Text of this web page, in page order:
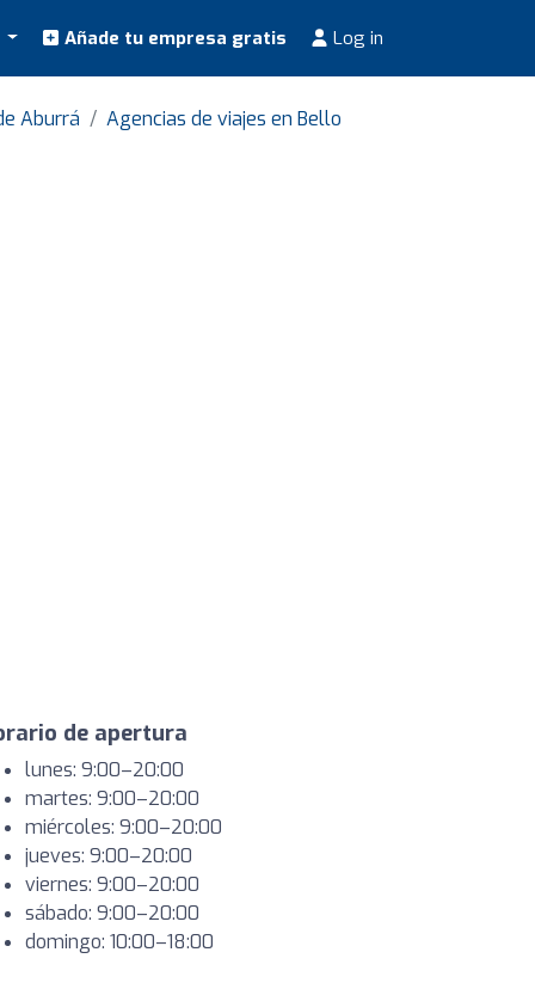
Añade tu empresa gratis Log in
Aburrá Agencias de viajes en Bello
de apertura
lunes: 9:00–20:00
martes: 9:00–20:00
miércoles: 9:00–20:00
jueves: 9:00–20:00
viernes: 9:00–20:00
sábado: 9:00–20:00
domingo: 10:00–18:00